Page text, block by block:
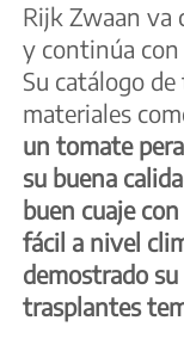
Rijk Zwaan va
y continúa con
Su catálogo
materiales
un tomate
su buena
buen cuaje
fácil a nivel
demostrado
trasplantes